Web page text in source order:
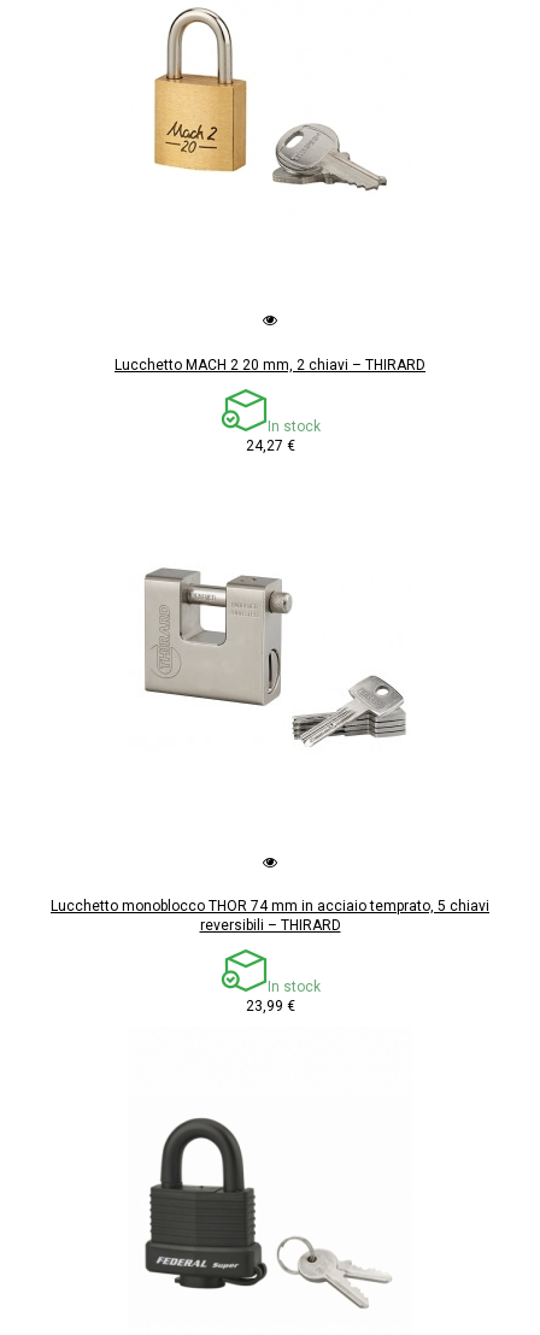
Lucchetto MACH 2 20 mm, 2 chiavi – THIRARD
In stock
24,27 €
Lucchetto monoblocco THOR 74 mm in acciaio temprato, 5 chiavi
reversibili – THIRARD
In stock
23,99 €